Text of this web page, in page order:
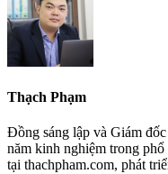
Thạch Phạm
Đồng sáng lập và Giám
năm kinh nghiệm trong
tại thachpham.com, phát